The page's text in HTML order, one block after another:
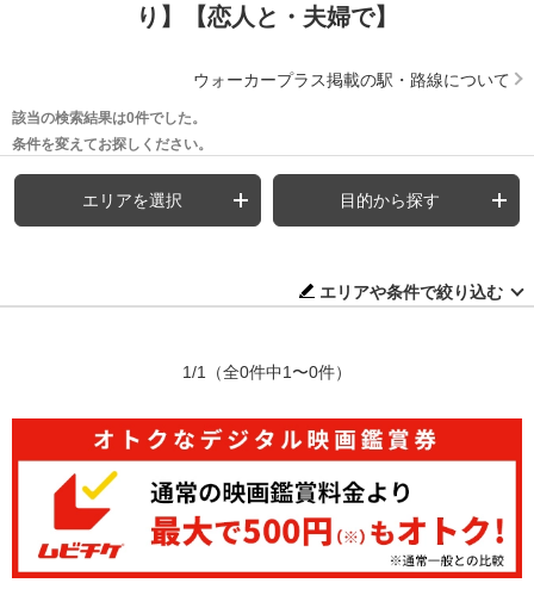
り】【恋人と・夫婦で】
ウォーカープラス掲載の駅・路線について
該当の検索結果は0件でした。
条件を変えてお探しください。
エリアを選択 目的から探す
エリアや条件で絞り込む
1/1 （全0件中1〜0件）